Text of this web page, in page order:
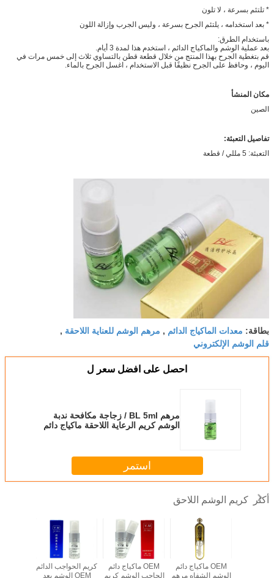
* تلتئم بسرعة ، لا تلون
* بعد استخدامه ، يلتئم الجرح بسرعة ، وليس الجرب وإزالة اللون
باستخدام الطرق:
بعد عملية الوشم والماكياج الدائم ، استخدم هذا لمدة 3 أيام.
قم بتغطية الجرح بهذا المنتج من خلال قطعة قطن بالتساوي ثلاث إلى خمس مرات في
اليوم ، وحافظ على الجرح نظيفًا قبل الاستخدام ، اغسل الجرح بالماء.
مكان المنشأ
الصين
تفاصيل التعبئة:
التعبئة: 5 مللي / قطعة
بطاقة: معدات الماكياج الدائم , مرهم الوشم للعناية اللاحقة ,
قلم الوشم الإلكتروني
احصل على افضل سعر ل
مرهم BL 5ml / زجاجة مكافحة ندبة
الوشم كريم الرعاية اللاحقة ماكياج دائم
استمر
أكثر كريم الوشم اللاحق
كريم الحواجب الدائم
OEM الوشم بعد
OEM ماكياج دائم
الحاجب الوشم كريم
OEM ماكياج دائم
الوشم الشفاه مرهم